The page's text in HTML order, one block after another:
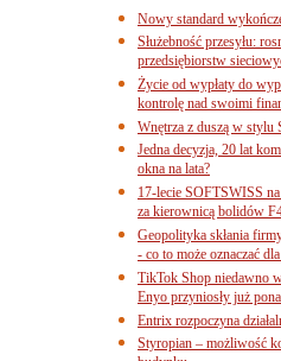
Nowy standard
Służebność przesyłu:
przedsiębiorstw
Życie od wypłaty do
kontrolę nad swoimi
Wnętrza z duszą w stylu
Jedna decyzja, 20 lat
okna na lata?
17-lecie SOFTSWISS na
za kierownicą bolidów
Geopolityka skłania
- co to może oznaczać
TikTok Shop niedawno
Enyo przyniosły już
Entrix rozpoczyna
Styropian – możliwość